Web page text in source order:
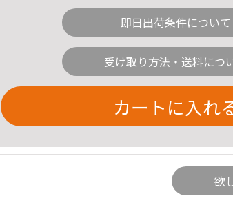
即日出荷条件について
受け取り方法・送料につ
カートに入れ
欲